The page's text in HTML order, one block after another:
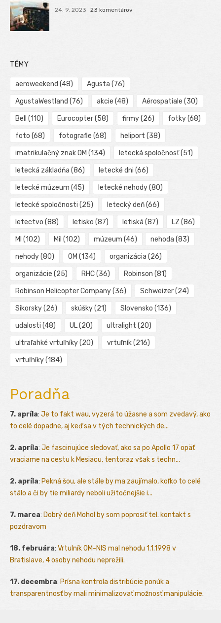
24. 9. 2023 23 komentárov
TÉMY
aeroweekend (48) Agusta (76)
AgustaWestland (76) akcie (48) Aérospatiale (30)
Bell (110) Eurocopter(58) firmy(26) fotky(68)
foto (68) fotografie (68) heliport (38)
imatrikulačný znak OM (134) letecká spoločnosť(51)
letecká základňa (86) letecké dni (66)
letecké múzeum (45) letecké nehody(80)
letecké spoločnosti (25) letecký deň(66)
letectvo (88) letisko (87) letiská (87) LZ (86)
MI (102) Mil (102) múzeum (46) nehoda (83)
nehody(80) OM (134) organizácia (26)
organizácie (25) RHC(36) Robinson (81)
Robinson Helicopter Company(36) Schweizer(24)
Sikorsky(26) skúšky(21) Slovensko (136)
udalosti (48) UL(20) ultralight (20)
ultraľahké vrtuľníky(20) vrtuľník(216)
vrtuľníky(184)
Poradňa
7. apríla: Je to fakt wau, vyzerá to úžasne a som zvedavý, ako
to celé dopadne, aj keď sa v tých technických de...
2. apríla: Je fascinujúce sledovať, ako sa po Apollo 17 opäť
vraciame na cestu k Mesiacu, tentoraz však s techn...
2. apríla: Pekná šou, ale stále by ma zaujímalo, koľko to celé
stálo a či by tie miliardy neboli užitočnejšie i...
7. marca: Dobrý deň Mohol by som poprosiť tel. kontakt s
pozdravom
18. februára: Vrtulník OM-NIS mal nehodu 1.1.1998 v
Bratislave, 4 osoby nehodu neprežili.
17. decembra: Prísna kontrola distribúcie ponúk a
transparentnosť by mali minimalizovať možnosť manipulácie.